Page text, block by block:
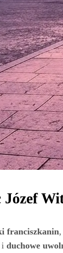
franciszkanin
i duchowe